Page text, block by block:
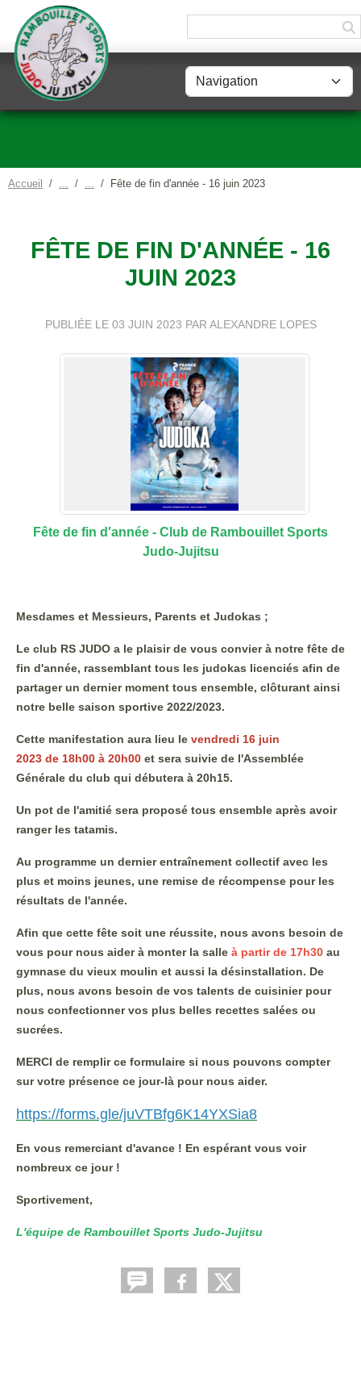
Accueil Fête de fin d'année - 16 juin 2023
FÊTE DE FIN D'ANNÉE - 16
JUIN 2023
PUBLIÉE LE 03 JUIN 2023 PAR ALEXANDRE LOPES
Fête de fin d'année - Club de Rambouillet Sports
Judo-Jujitsu
Mesdames et Messieurs, Parents et Judokas ;
Le club RS JUDO a le plaisir de vous convier à notre fête de
fin d'année, rassemblant tous les judokas licenciés afin de
partager un dernier moment tous ensemble, clôturant ainsi
notre belle saison sportive 2022/2023.
Cette manifestation aura lieu le vendredi 16 juin
2023 de 18h00 à 20h00 et sera suivie de l'Assemblée
Générale du club qui débutera à 20h15.
Un pot de l'amitié sera proposé tous ensemble après avoir
ranger les tatamis.
Au programme un dernier entraînement collectif avec les
plus et moins jeunes, une remise de récompense pour les
résultats de l'année.
Afin que cette fête soit une réussite, nous avons besoin de
vous pour nous aider à monter la salle à partir de 17h30 au
gymnase du vieux moulin et aussi la désinstallation. De
plus, nous avons besoin de vos talents de cuisinier pour
nous confectionner vos plus belles recettes salées ou
sucrées.
MERCI de remplir ce formulaire si nous pouvons compter
sur votre présence ce jour-là pour nous aider.
https://forms.gle/juVTBfg6K14YXSia8
En vous remerciant d'avance ! En espérant vous voir
nombreux ce jour !
Sportivement,
L'équipe de Rambouillet Sports Judo-Jujitsu
Panneau de gestion des cookies